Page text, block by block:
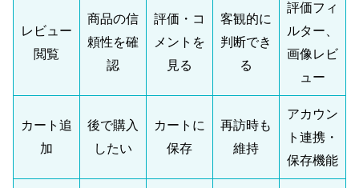
レビュー
閲覧
商品の信
頼性を確
認
評価・コ
メントを
見る
客観的に
判断でき
る
評価フィ
ルター、
画像レビ
ュー
カート追
加
後で購入
したい
カートに
保存
再訪時も
維持
アカウン
ト連携・
保存機能